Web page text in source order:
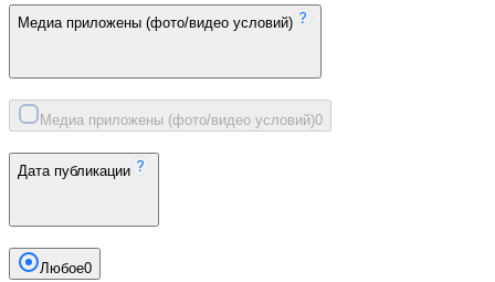
Медиа приложены (фото/видео условий)
Медиа приложены (фото/видео условий)0
Дата публикации
Любое0